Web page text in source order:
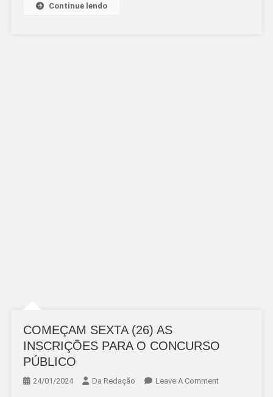
Continue lendo
COMEÇAM SEXTA (26) AS
INSCRIÇÕES PARA O CONCURSO
PÚBLICO
24/01/2024 Da Redação Leave A CommentOn